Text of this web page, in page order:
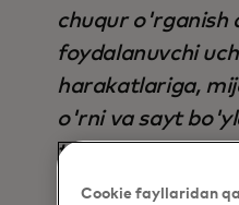
chuqur o'rganish
foydalanuvchi
harakatlariga,
o'rni va sayt
tendentsiyalarga
avtomatik
Cookie fayllaridan